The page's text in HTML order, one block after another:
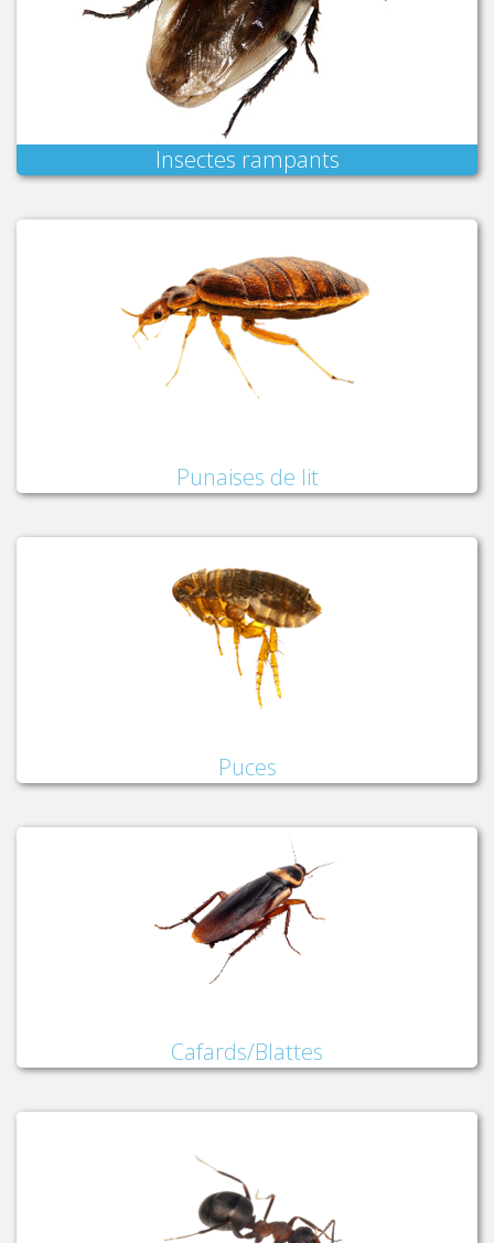
Insectes rampants
Punaises de lit
Puces
Cafards/Blattes